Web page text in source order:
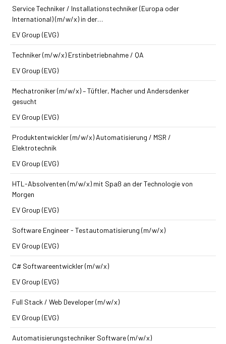
Service Techniker / Installations­techniker (Europa oder
International) (m/w/x) in der…
EV Group (EVG)
Techniker (m/w/x) Erst­inbetriebnahme / QA
EV Group (EVG)
Mechatroniker (m/w/x) – Tüftler, Macher und Andersdenker
gesucht
EV Group (EVG)
Produkt­entwickler (m/w/x) Automatisierung / MSR /
Elektrotechnik
EV Group (EVG)
HTL-Absolventen (m/w/x) mit Spaß an der Technologie von
Morgen
EV Group (EVG)
Software Engineer - Testautomatisierung (m/w/x)
EV Group (EVG)
C# Softwareentwickler (m/w/x)
EV Group (EVG)
Full Stack / Web Developer (m/w/x)
EV Group (EVG)
Automatisierungs­techniker Software (m/w/x)